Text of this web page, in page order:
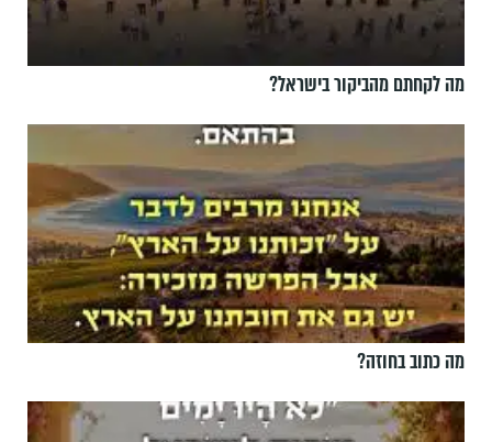
מה לקחתם מהביקור בישראל?
מה כתוב בחוזה?